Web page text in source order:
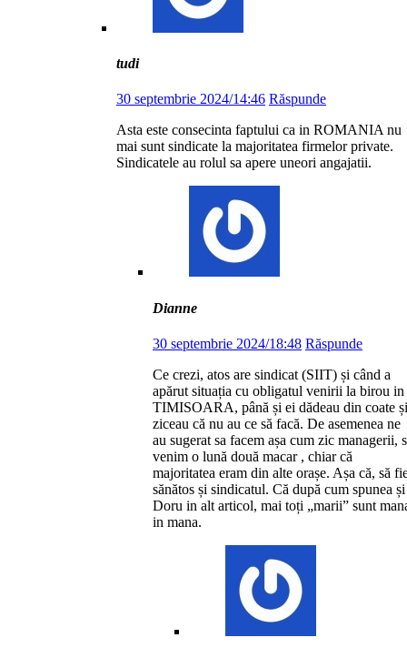
tudi
30 septembrie 2024/14:46 Răspunde
Asta este consecinta faptului ca in ROMANIA nu
mai sunt sindicate la majoritatea firmelor private.
Sindicatele au rolul sa apere uneori angajatii.
Dianne
30 septembrie 2024/18:48 Răspunde
Ce crezi, atos are sindicat (SIIT) și când a
apărut situația cu obligatul venirii la birou in
TIMISOARA, până și ei dădeau din coate și
ziceau că nu au ce să facă. De asemenea ne
au sugerat sa facem așa cum zic managerii,
venim o lună două macar , chiar că
majoritatea eram din alte orașe. Așa că, să
sănătos și sindicatul. Că după cum spunea și
Doru in alt articol, mai toți „marii” sunt
in mana.